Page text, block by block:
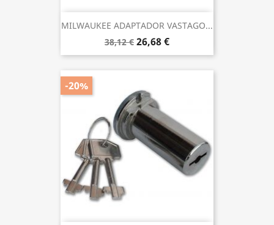
MILWAUKEE ADAPTADOR VASTAGO...
38,12 € 26,68 €
-20%